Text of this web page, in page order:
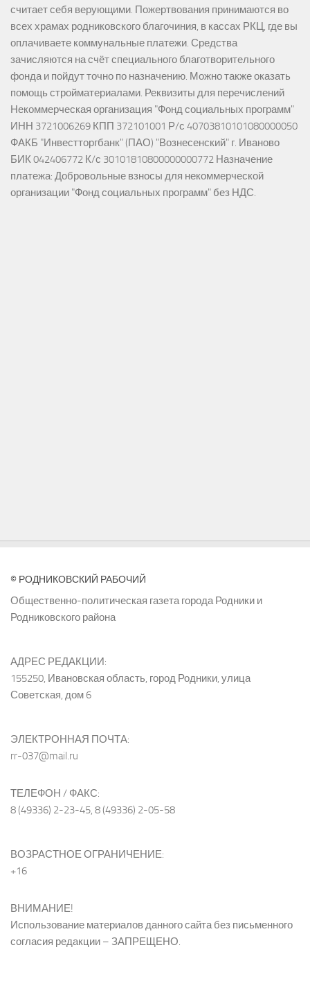
считает себя верующими. Пожертвования принимаются во
всех храмах родниковского благочиния, в кассах РКЦ, где вы
оплачиваете коммунальные платежи. Средства
зачисляются на счёт специального благотворительного
фонда и пойдут точно по назначению. Можно также оказать
помощь стройматериалами. Реквизиты для перечислений
Некоммерческая организация "Фонд социальных программ"
ИНН 3721006269 КПП 372101001 Р/с 40703810101080000050
ФАКБ "Инвестторгбанк" (ПАО) "Вознесенский" г. Иваново
БИК 042406772 К/с 30101810800000000772 Назначение
платежа: Добровольные взносы для некоммерческой
организации "Фонд социальных программ" без НДС.
© РОДНИКОВСКИЙ РАБОЧИЙ
Общественно-политическая газета города Родники и
Родниковского района
АДРЕС РЕДАКЦИИ:
155250, Ивановская область, город Родники, улица
Советская, дом 6
ЭЛЕКТРОННАЯ ПОЧТА:
rr-037@mail.ru
ТЕЛЕФОН / ФАКС:
8 (49336) 2-23-45, 8 (49336) 2-05-58
ВОЗРАСТНОЕ ОГРАНИЧЕНИЕ:
+16
ВНИМАНИЕ!
Использование материалов данного сайта без письменного
согласия редакции – ЗАПРЕЩЕНО.